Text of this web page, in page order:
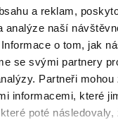
a reklam,
analýze naší
Informace o tom, jak
se svými partnery
Partneři
informacemi, které
poté následovaly,
šifier a máp
pre gaučových
cibriť mysle a vyriešiť sériu